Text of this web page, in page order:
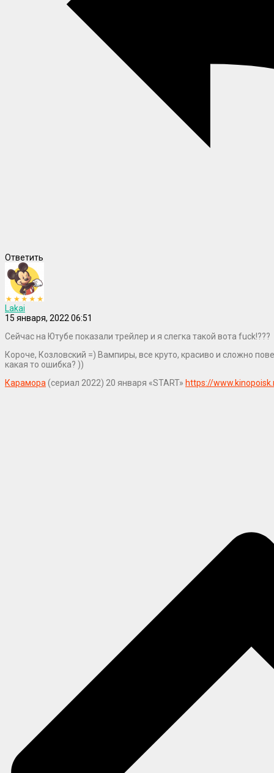
Ответить
Lakai
15 января, 2022 06:51
Сейчас на Ютубе показали трейлер и я слегка такой вота fuck!???
Короче, Козловский =) Вампиры, все круто, красиво и сложно
какая то ошибка? ))
Карамора (сериал 2022) 20 января «START» https://